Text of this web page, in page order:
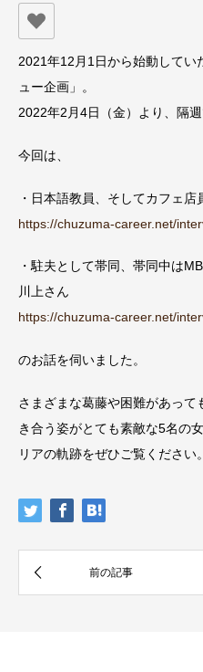
2021年12月1日から始動してい
ュー企画」。
2022年2月4日（金）より、隔
今回は、
・日本語教員、そしてカフェ
https://chuzuma-career.net/
・駐夫として帯同、帯同中は
川上さん
https://chuzuma-career.net/
のお話を伺いました。
さまざまな葛藤や困難があって
き合う姿がとても素敵な5名の
リアの軌跡をぜひご覧ください。